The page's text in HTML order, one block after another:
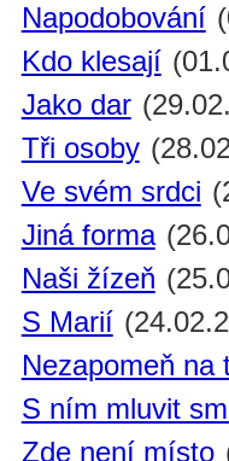
Napodobování
Kdo klesají
Jako dar
Tři osoby
Ve svém srdci
Jiná forma
Naši žízeň
S Marií
Nezapomeň na
S ním mluvit
Zde není místo